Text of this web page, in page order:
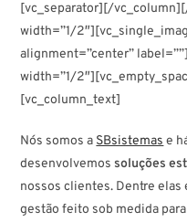
[vc_separator][/
width=”1/
alignment=”center”
width=”1/
[vc_column_text]
Nós somos a SBsistemas e
desenvolvemossoluções
nossos clientes. Dentre elas
gestão feito sob medida